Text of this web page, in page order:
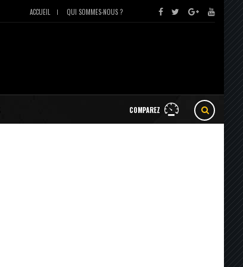
ACCUEIL QUI SOMMES-NOUS ?
COMPAREZ